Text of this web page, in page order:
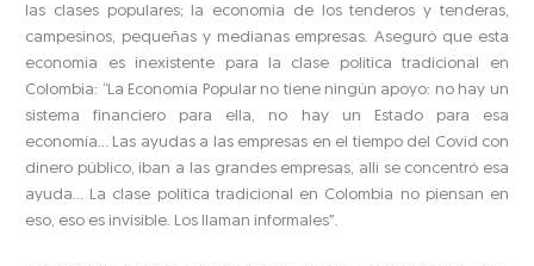
las clases populares; la economía de los tenderos y tenderas,
campesinos, pequeñas y medianas empresas. Aseguró que esta
economía es inexistente para la clase política tradicional en
Colombia: “La Economía Popular no tiene ningún apoyo: no hay un
sistema financiero para ella, no hay un Estado para esa
economía… Las ayudas a las empresas en el tiempo del Covid con
dinero público, iban a las grandes empresas, allí se concentró esa
ayuda… La clase política tradicional en Colombia no piensan en
eso, eso es invisible. Los llaman informales”.